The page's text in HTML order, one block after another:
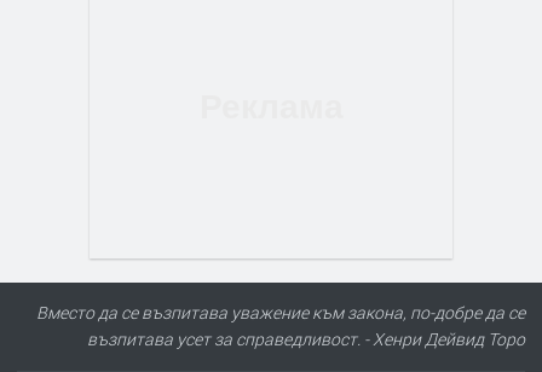
Вместо да се възпитава уважение към закона, по-добре да се
възпитава усет за справедливост. - Хенри Дейвид Торо